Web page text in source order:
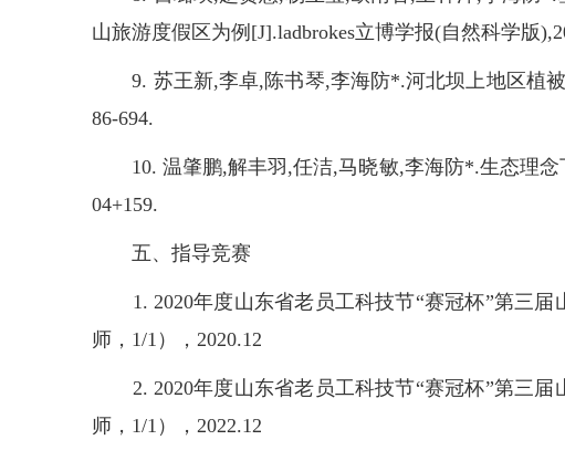
山旅游度假区为例[J].ladbrokes立博学报(自然科学版
9. 苏王新,李卓,陈书琴,李海防*.河北坝上地区植被
86-694.
10. 温肇鹏,解丰羽,任洁,马晓敏,李海防*.生态理念
04+159.
五、指导竞赛
1. 2020年度山东省老员工科技节“赛冠杯”第三届
师，1/1），2020.12
2. 2020年度山东省老员工科技节“赛冠杯”第三届
师，1/1），2022.12